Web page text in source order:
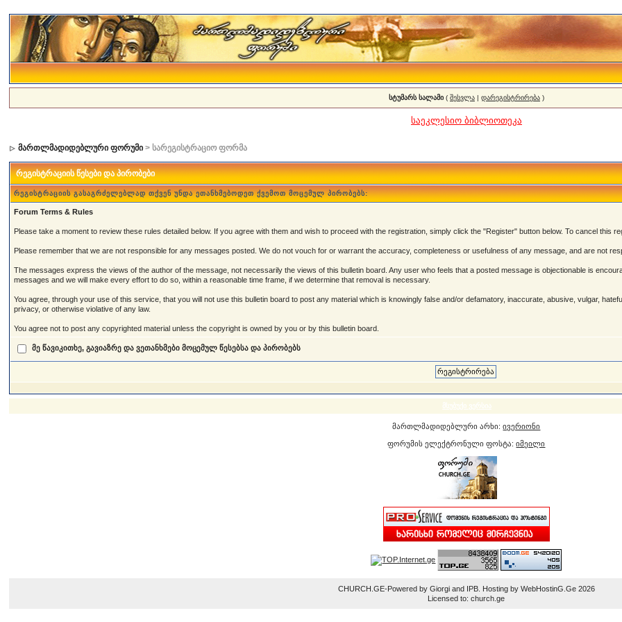
სტუმარს სალამი( შესვლა| დარეგისტრირება)
საეკლესიო ბიბლიოთეკა
მართლმადიდებლური ფორუმი > სარეგისტრაციო ფორმა
რეგისტრაციის წესები და პირობები
რეგისტრაციის გასაგრძელებლად თქვენ უნდა ეთანხმებოდეთ ქვემოთ მოცემულ პირობებს:
Forum Terms & Rules
Please take a moment to review these rules detailed below. If you agree with them and wish to proceed with the registration, simply click the "Register" button below. To cancel this
Please remember that we are not responsible for any messages posted. We do not vouch for or warrant the accuracy, completeness or usefulness of any message, and are not
The messages express the views of the author of the message, not necessarily the views of this bulletin board. Any user who feels that a posted message is objectionable is
messages and we will make every effort to do so, within a reasonable time frame, if we determine that removal is necessary.
You agree, through your use of this service, that you will not use this bulletin board to post any material which is knowingly false and/or defamatory, inaccurate, abusive, vulgar,
privacy, or otherwise violative of any law.
You agree not to post any copyrighted material unless the copyright is owned by you or by this bulletin board.
მე წავიკითხე, გავიაზრე და ვეთანხმები მოცემულ წესებსა და პირობებს
მსუბუქი ვერსია
მართლმადიდებლური არხი:ივერიონი
ფორუმის ელექტრონული ფოსტა:იმეილი
CHURCH.GE-Powered by Giorgi and IPB. Hosting by WebHostinG.Ge 2026
Licensed to: church.ge